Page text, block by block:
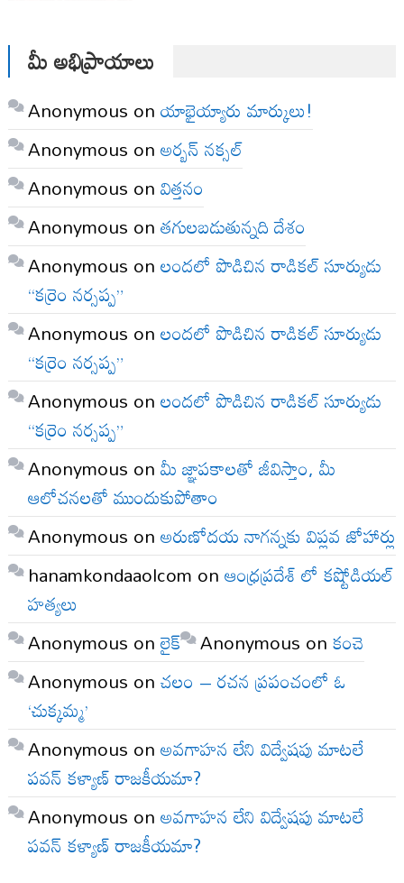
మీ అభిప్రాయాలు
Anonymous onయాభైయ్యారు మార్కులు!
Anonymous onఅర్బన్ నక్సల్
Anonymous onవిత్తనం
Anonymous onతగులబడుతున్నది దేశం
Anonymous onలందలో పొడిచిన రాడికల్ సూర్యుడు
“కర్రెం నర్సప్ప”
Anonymous onలందలో పొడిచిన రాడికల్ సూర్యుడు
“కర్రెం నర్సప్ప”
Anonymous onలందలో పొడిచిన రాడికల్ సూర్యుడు
“కర్రెం నర్సప్ప”
Anonymous onమీ జ్ఞాపకాలతో జీవిస్తాం, మీ
ఆలోచనలతో ముందుకుపోతాం
Anonymous onఅరుణోదయ నాగన్నకు విప్లవ జోహార్లు
hanamkondaaolcom onఆంధ్రప్రదేశ్ లో కష్టోడియల్
హత్యలు
Anonymous onలైక్ Anonymous onకంచె
Anonymous onచలం – రచన ప్రపంచంలో ఓ
‘చుక్కమ్మ’
Anonymous onఅవగాహన లేని విద్వేషపు మాటలే
పవన్ కళ్యాణ్ రాజకీయమా?
Anonymous onఅవగాహన లేని విద్వేషపు మాటలే
పవన్ కళ్యాణ్ రాజకీయమా?